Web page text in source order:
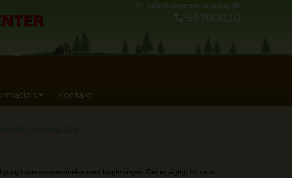
salg@slagelsecamping.dk
55700020
Kontakt
og i overensstemmelse med lovgivningen. Det er vigtigt for os at